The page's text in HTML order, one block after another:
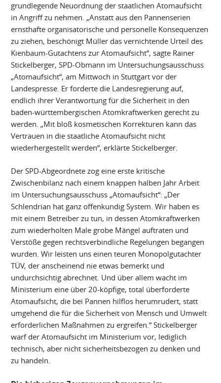
grundlegende Neuordnung der staatlichen Atomaufsicht
in Angriff zu nehmen. „Anstatt aus den Pannenserien
ernsthafte organisatorische und personelle Konsequenzen
zu ziehen, beschönigt Müller das vernichtende Urteil des
Kienbaum-Gutachtens zur Atomaufsicht“, sagte Rainer
Stickelberger, SPD-Obmann im Untersuchungsausschuss
„Atomaufsicht“, am Mittwoch in Stuttgart vor der
Landespresse. Er forderte die Landesregierung auf,
endlich ihrer Verantwortung für die Sicherheit in den
baden-württembergischen Atomkraftwerken gerecht zu
werden. „Mit bloß kosmetischen Korrekturen kann das
Vertrauen in die staatliche Atomaufsicht nicht
wiederhergestellt werden“, erklärte Stickelberger.
Der SPD-Abgeordnete zog eine erste kritische
Zwischenbilanz nach einem knappen halben Jahr Arbeit
im Untersuchungsausschuss „Atomaufsicht“: „Der
Schlendrian hat ganz offenkundig System. Wir haben es
mit einem Betreiber zu tun, in dessen Atomkraftwerken
zum wiederholten Male grobe Mängel auftraten und
Verstöße gegen rechtsverbindliche Regelungen begangen
wurden. Wir leisten uns einen teuren Monopolgutachter
TÜV, der anscheinend nie etwas bemerkt und
undurchsichtig abrechnet. Und über allem wacht im
Ministerium eine über 20-köpfige, total überforderte
Atomaufsicht, die bei Pannen hilflos herumrudert, statt
umgehend die für die Sicherheit von Mensch und Umwelt
erforderlichen Maßnahmen zu ergreifen.“ Stickelberger
warf der Atomaufsicht im Ministerium vor, lediglich
technisch, aber nicht sicherheitsbezogen zu denken und
zu handeln.